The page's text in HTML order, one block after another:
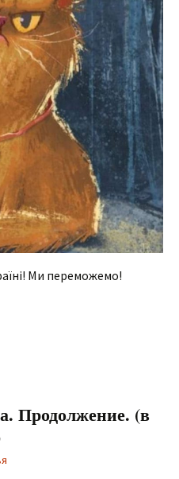
Ми переможемо!
Війна. Перемога України.
Продолжение. (в